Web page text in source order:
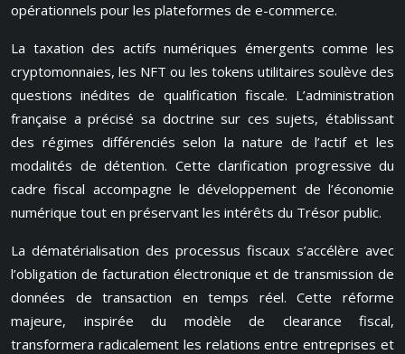
opérationnels pour les plateformes de e-commerce.
La taxation des actifs numériques émergents comme les
cryptomonnaies, les NFT ou les tokens utilitaires soulève des
questions inédites de qualification fiscale. L’administration
française a précisé sa doctrine sur ces sujets, établissant
des régimes différenciés selon la nature de l’actif et les
modalités de détention. Cette clarification progressive du
cadre fiscal accompagne le développement de l’économie
numérique tout en préservant les intérêts du Trésor public.
La dématérialisation des processus fiscaux s’accélère avec
l’obligation de facturation électronique et de transmission de
données de transaction en temps réel. Cette réforme
majeure, inspirée du modèle de clearance fiscal,
transformera radicalement les relations entre entreprises et